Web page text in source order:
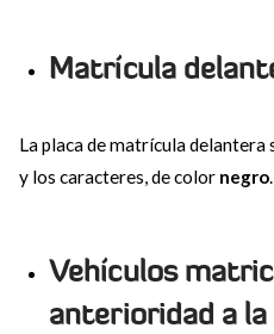
Matrícula
La placa de matrícula delantera
y los caracteres, de color negro.
Vehículos
anterioridad a